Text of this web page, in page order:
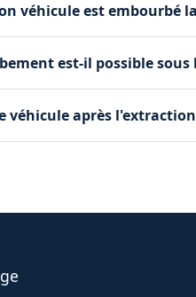
véhicule est embourbé
travailler de nuit en toute
est-il possible
expérimentés pour gérer
véhicule après